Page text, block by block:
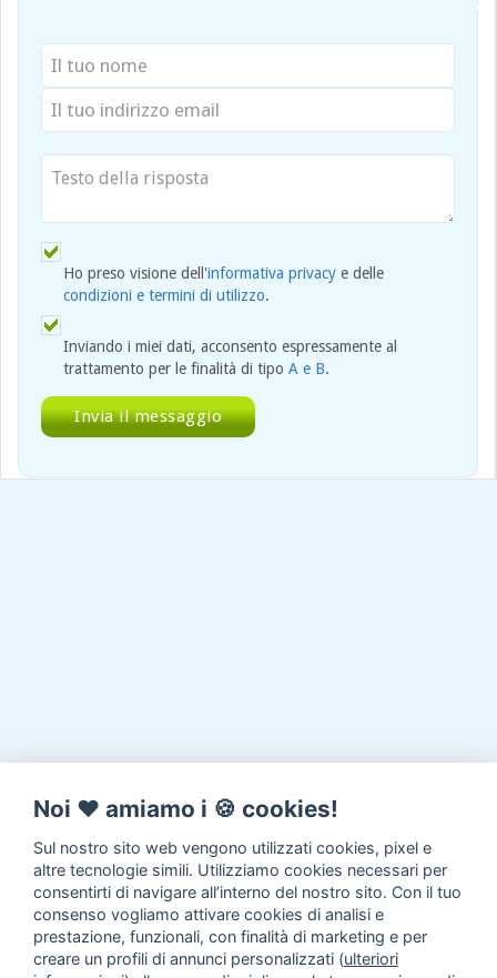
Ho preso visione dell'informativa privacy e delle
condizioni e termini di utilizzo.
Inviando i miei dati, acconsento espressamente al
trattamento per le finalità di tipo A e B.
Noi ♥️ amiamo i 🍪 cookies!
Sul nostro sito web vengono utilizzati cookies, pixel e
altre tecnologie simili. Utilizziamo cookies necessari per
consentirti di navigare all’interno del nostro sito. Con il tuo
consenso vogliamo attivare cookies di analisi e
prestazione, funzionali, con finalità di marketing e per
creare un profili di annunci personalizzati (ulteriori